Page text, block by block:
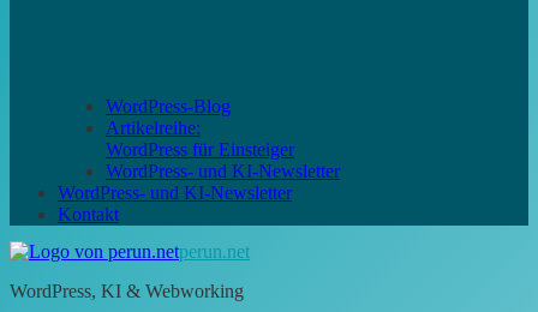
WordPress-Blog
Artikelreihe:
WordPress für Einsteiger
WordPress- und KI-Newsletter
WordPress- und KI-Newsletter
Kontakt
perun.net
WordPress, KI & Webworking